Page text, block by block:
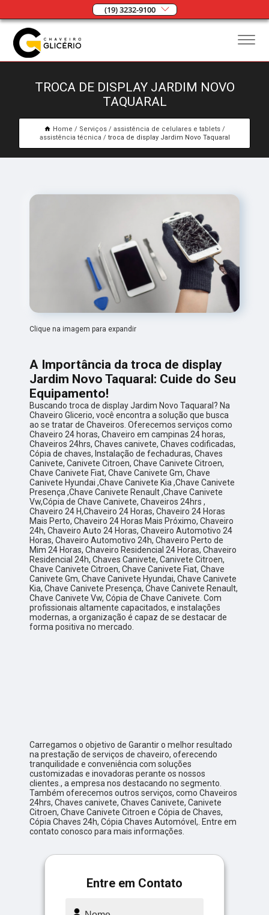
(19) 3232-9100
TROCA DE DISPLAY JARDIM NOVO
TAQUARAL
Home Serviços
assistência de celulares e tablets
assistência técnica
troca de display Jardim Novo Taquaral
Clique na imagem para expandir
A Importância da troca de display
Jardim Novo Taquaral: Cuide do Seu
Equipamento!
Buscando troca de display Jardim Novo Taquaral? Na
Chaveiro Glicerio, você encontra a solução que busca
ao se tratar de Chaveiros. Oferecemos serviços como
Chaveiro 24 horas, Chaveiro em campinas 24 horas,
Chaveiros 24hrs, Chaves canivete, Chaves codificadas,
Cópia de chaves, Instalação de fechaduras, Chaves
Canivete, Canivete Citroen, Chave Canivete Citroen,
Chave Canivete Fiat, Chave Canivete Gm, Chave
Canivete Hyundai ,Chave Canivete Kia ,Chave Canivete
Presença ,Chave Canivete Renault ,Chave Canivete
Vw,Cópia de Chave Canivete, Chaveiros 24hrs ,
Chaveiro 24 H,Chaveiro 24 Horas, Chaveiro 24 Horas
Mais Perto, Chaveiro 24 Horas Mais Próximo, Chaveiro
24h, Chaveiro Auto 24 Horas, Chaveiro Automotivo 24
Horas, Chaveiro Automotivo 24h, Chaveiro Perto de
Mim 24 Horas, Chaveiro Residencial 24 Horas, Chaveiro
Residencial 24h, Chaves Canivete, Canivete Citroen,
Chave Canivete Citroen, Chave Canivete Fiat, Chave
Canivete Gm, Chave Canivete Hyundai, Chave Canivete
Kia, Chave Canivete Presença, Chave Canivete Renault,
Chave Canivete Vw, Cópia de Chave Canivete. Com
profissionais altamente capacitados, e instalações
modernas, a organização é capaz de se destacar de
forma positiva no mercado.
Carregamos o objetivo de Garantir o melhor resultado
na prestação de serviços de chaveiro, oferecendo
tranquilidade e conveniência com soluções
customizadas e inovadoras perante os nossos
clientes., a empresa nos destacando no segmento.
Também oferecemos outros serviços, como Chaveiros
24hrs, Chaves canivete, Chaves Canivete, Canivete
Citroen, Chave Canivete Citroen e Cópia de Chaves,
Cópia Chaves 24h, Cópia Chaves Automóvel,. Entre em
contato conosco para mais informações.
Entre em Contato